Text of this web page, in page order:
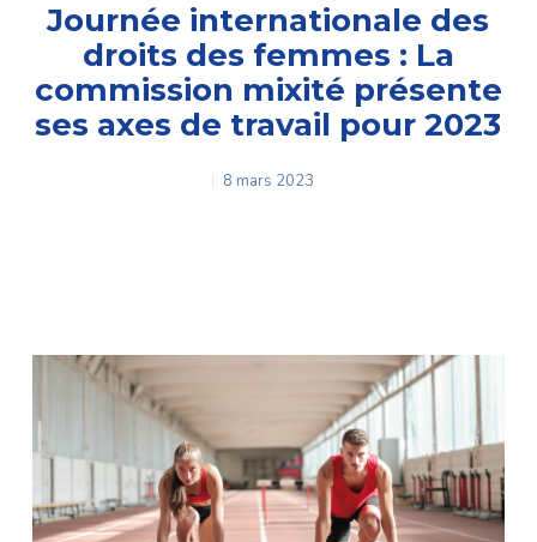
Journée internationale des
droits des femmes : La
commission mixité présente
ses axes de travail pour 2023
8 mars 2023